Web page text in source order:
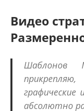
Видео
Шаблонов
абсолютно